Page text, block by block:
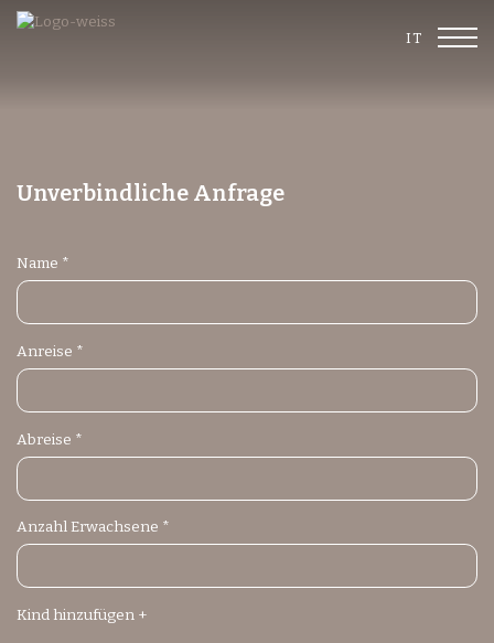
Unverbindliche Anfrage
Name *
Anreise *
Abreise *
Anzahl Erwachsene *
Kind hinzufügen +
IT